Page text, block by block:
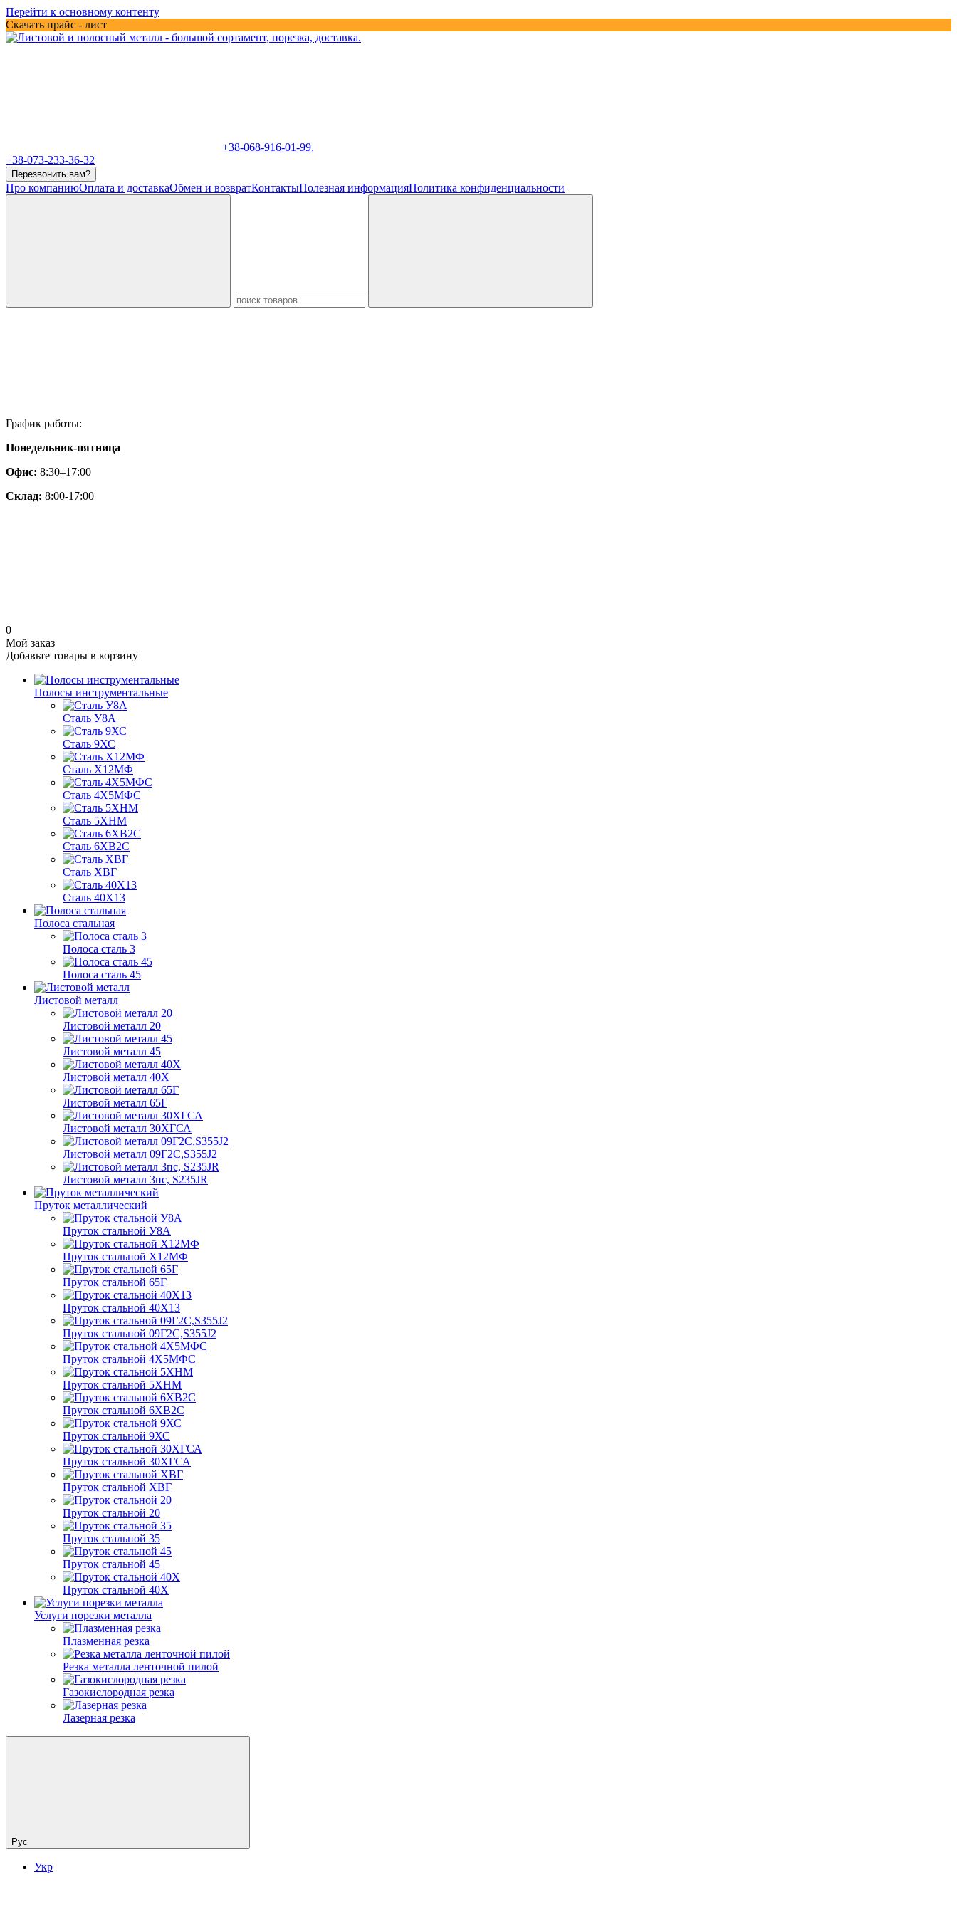
Перейти к основному контенту
Скачать прайс - лист
+38-068-916-01-99,
+38-073-233-36-32
Перезвонить вам?
Про компаниюОплата и доставкаОбмен и возвратКонтактыПолезная информацияПолитика конфиденциальности
График работы:
Понедельник-пятница
Офис: 8:30–17:00
Склад: 8:00-17:00
0
Мой заказ
Добавьте товары в корзину
Полосы инструментальные
Сталь У8А
Сталь 9ХС
Сталь Х12МФ
Сталь 4Х5МФС
Сталь 5ХНМ
Сталь 6ХВ2С
Сталь ХВГ
Сталь 40Х13
Полоса стальная
Полоса сталь 3
Полоса сталь 45
Листовой металл
Листовой металл 20
Листовой металл 45
Листовой металл 40Х
Листовой металл 65Г
Листовой металл 30ХГСА
Листовой металл 09Г2С,S355J2
Листовой металл 3пс, S235JR
Пруток металлический
Пруток стальной У8А
Пруток стальной Х12МФ
Пруток стальной 65Г
Пруток стальной 40Х13
Пруток стальной 09Г2С,S355J2
Пруток стальной 4Х5МФС
Пруток стальной 5ХНМ
Пруток стальной 6ХВ2С
Пруток стальной 9ХС
Пруток стальной 30ХГСА
Пруток стальной ХВГ
Пруток стальной 20
Пруток стальной 35
Пруток стальной 45
Пруток стальной 40Х
Услуги порезки металла
Плазменная резка
Резка металла ленточной пилой
Газокислородная резка
Лазерная резка
Рус
Укр